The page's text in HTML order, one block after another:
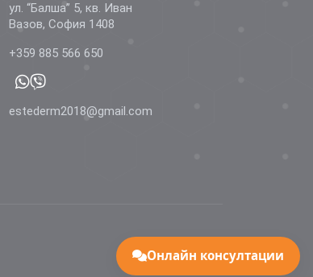
ул. “Балша” 5, кв. Иван
Вазов, София 1408
+359 885 566 650
estederm2018@gmail.com
Онлайн консултации